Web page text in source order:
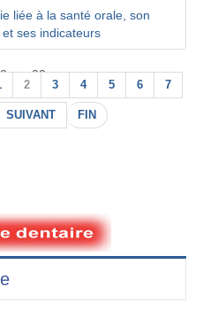
liée à la santé orale, son
ses indicateurs
sur 22
2 3 4 5 6 7
SUIVANT FIN